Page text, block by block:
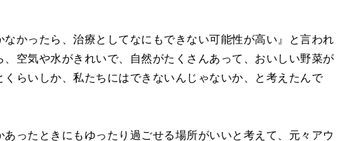
なかったら、治療としてなにもできない可能性が高い』と言われ
空気や水がきれいで、自然がたくさんあって、おいしい野菜が
らいしか、私たちにはできないんじゃないか、と考えたんで
ったときにもゆったり過ごせる場所がいいと考えて、元々アウ